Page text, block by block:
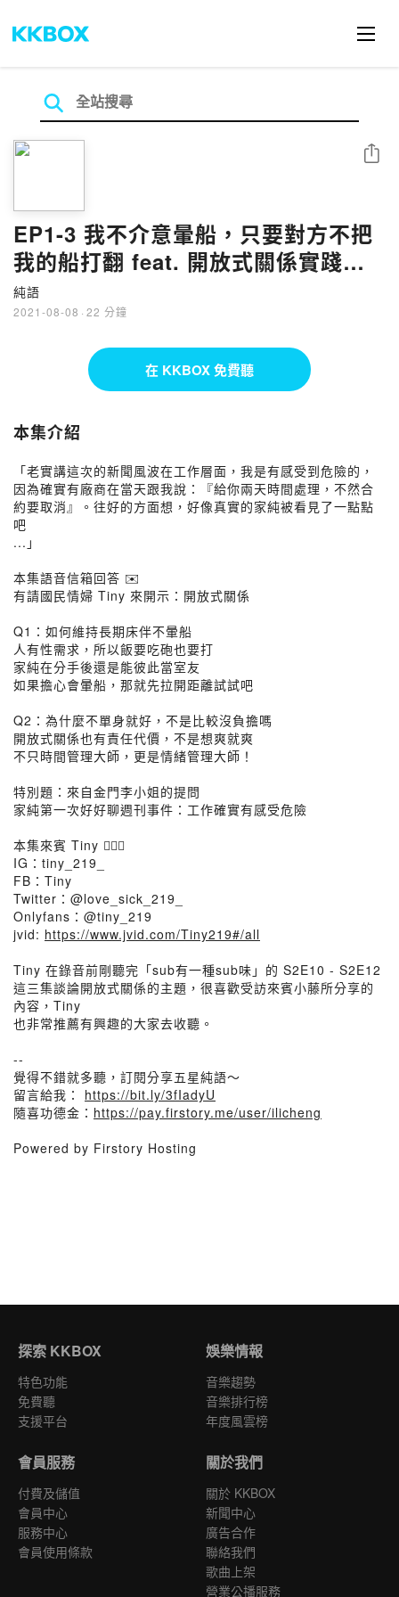
EP1-3 我不介意暈船，只要對方不把
我的船打翻 feat. 開放式關係實踐者
aka 國民情婦 Tiny
純語
2021-08-08 · 22 分鐘
分享
在 KKBOX 免費聽
本集介紹
「老實講這次的新聞風波在工作層面，我是有感受到危險的，
因為確實有廠商在當天跟我說：『給你兩天時間處理，不然合
約要取消』。往好的方面想，好像真實的家純被看見了一點點
吧
...」
本集語音信箱回答 ✉️
有請國民情婦 Tiny 來開示：開放式關係
Q1：如何維持長期床伴不暈船
人有性需求，所以飯要吃砲也要打
家純在分手後還是能彼此當室友
如果擔心會暈船，那就先拉開距離試試吧
Q2：為什麼不單身就好，不是比較沒負擔嗎
開放式關係也有責任代價，不是想爽就爽
不只時間管理大師，更是情緒管理大師！
特別題：來自金門李小姐的提問
家純第一次好好聊週刊事件：工作確實有感受危險
本集來賓 Tiny 🦸🏻‍♀️
IG：tiny_219_
FB：Tiny
Twitter：@love_sick_219_
Onlyfans：@tiny_219
jvid: https://www.jvid.com/Tiny219#/all
Tiny 在錄音前剛聽完「sub有一種sub味」的 S2E10 - S2E12
這三集談論開放式關係的主題，很喜歡受訪來賓小藤所分享的
內容，Tiny
也非常推薦有興趣的大家去收聽。
--
覺得不錯就多聽，訂閱分享五星純語～
留言給我： https://bit.ly/3fIadyU
隨喜功德金： https://pay.firstory.me/user/ilicheng
Powered by Firstory Hosting
探索 KKBOX
特色功能
免費聽
支援平台
娛樂情報
音樂趨勢
音樂排行榜
年度風雲榜
會員服務
付費及儲值
會員中心
服務中心
會員使用條款
關於我們
關於 KKBOX
新聞中心
廣告合作
聯絡我們
歌曲上架
營業公播服務